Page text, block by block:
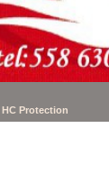
HC Protection